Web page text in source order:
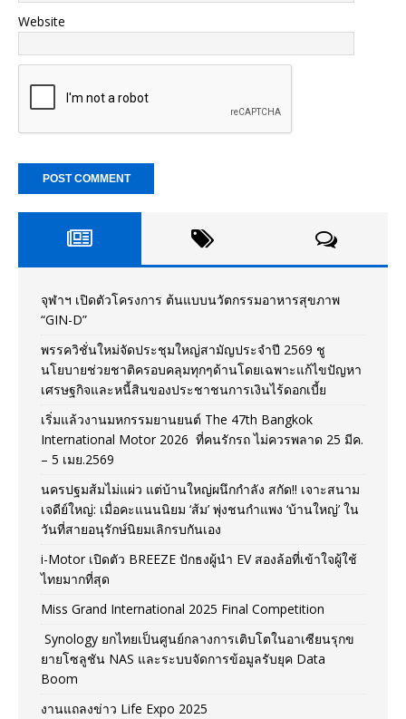
Website
จุฬาฯ เปิดตัวโครงการ ต้นแบบนวัตกรรมอาหารสุขภาพ
“GIN-D”
พรรควิชั่นใหม่จัดประชุมใหญ่สามัญประจำปี 2569 ชู
นโยบายช่วยชาติครอบคลุมทุกๆด้านโดยเฉพาะแก้ไขปัญหา
เศรษฐกิจและหนี้สินของประชาชนการเงินไร้ดอกเบี้ย
เริ่มแล้วงานมหกรรมยานยนต์ The 47th Bangkok
International Motor 2026 ที่คนรักรถ ไม่ควรพลาด 25 มีค.
– 5 เมย.2569
นครปฐมส้มไม่แผ่ว แต่บ้านใหญ่ผนึกกำลัง สกัด!! เจาะสนาม
เจดีย์ใหญ่: เมื่อคะแนนนิยม ‘ส้ม’ พุ่งชนกำแพง ‘บ้านใหญ่’ ใน
วันที่สายอนุรักษ์นิยมเลิกรบกันเอง
i-Motor เปิดตัว BREEZE ปักธงผู้นำ EV สองล้อที่เข้าใจผู้ใช้
ไทยมากที่สุด
Miss Grand International 2025 Final Competition
Synology ยกไทยเป็นศูนย์กลางการเติบโตในอาเซียนรุกข
ยายโซลูชัน NAS และระบบจัดการข้อมูลรับยุค Data
Boom
งานแถลงข่าว Life Expo 2025